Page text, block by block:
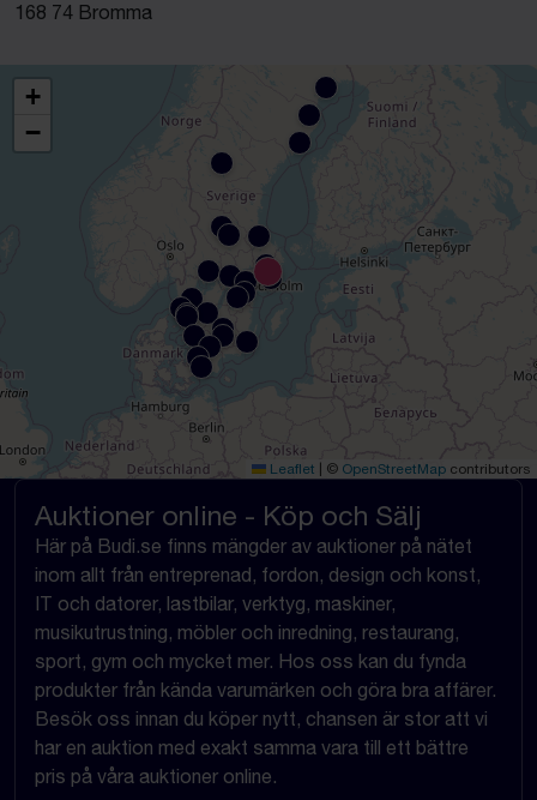
168 74 Bromma
+
−
Leaflet | © OpenStreetMap contributors
Auktioner online - Köp och Sälj
Här på Budi.se finns mängder av auktioner på nätet
inom allt från entreprenad, fordon, design och konst,
IT och datorer, lastbilar, verktyg, maskiner,
musikutrustning, möbler och inredning, restaurang,
sport, gym och mycket mer. Hos oss kan du fynda
produkter från kända varumärken och göra bra affärer.
Besök oss innan du köper nytt, chansen är stor att vi
har en auktion med exakt samma vara till ett bättre
pris på våra auktioner online.